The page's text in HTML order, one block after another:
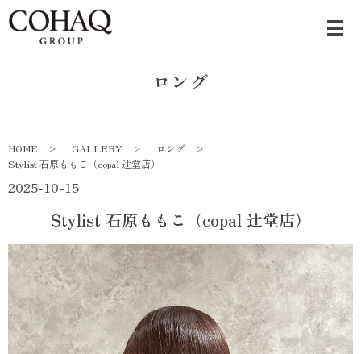
ロング
HOME GALLERY
ロング
Stylist 石原ももこ（copal 辻堂店）
2025-10-15
Stylist 石原ももこ（copal 辻堂店）